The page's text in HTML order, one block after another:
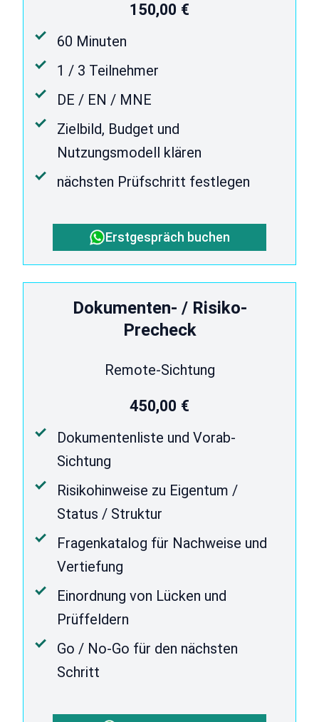
150,00 €
60 Minuten
1 / 3 Teilnehmer
DE / EN / MNE
Zielbild, Budget und
Nutzungsmodell klären
nächsten Prüfschritt festlegen
Erstgespräch buchen
Dokumenten- / Risiko-
Precheck
Remote-Sichtung
450,00 €
Dokumentenliste und Vorab-
Sichtung
Risikohinweise zu Eigentum /
Status / Struktur
Fragenkatalog für Nachweise und
Vertiefung
Einordnung von Lücken und
Prüffeldern
Go / No-Go für den nächsten
Schritt